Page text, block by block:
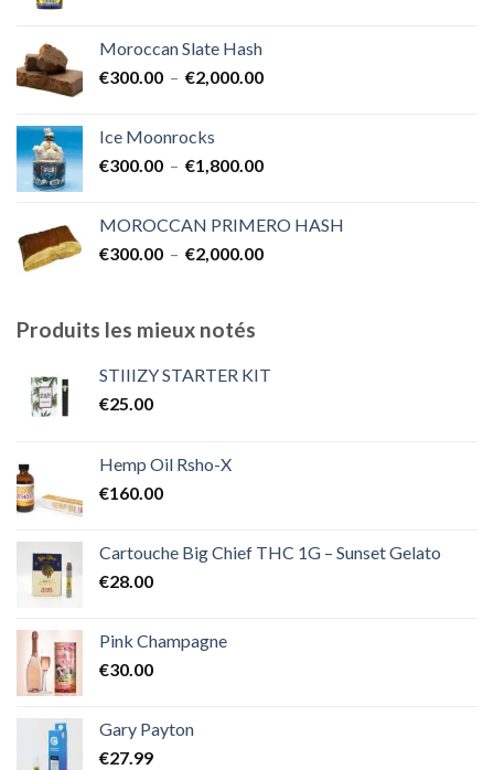
Moroccan Slate Hash
€300.00 – €2,000.00Plage
à
Ice Moonrocks
€300.00 – €1,800.00Plage
€300.00
à
MOROCCAN PRIMERO HASH
€300.00 – €2,000.00Plage
€2,000.00
Produits les mieux notés
STIIIZY STARTER KIT
€25.00
Hemp Oil Rsho-X
€160.00
Cartouche Big Chief THC 1G – Sunset Gelato
€28.00
Pink Champagne
€30.00
Gary Payton
€27.99